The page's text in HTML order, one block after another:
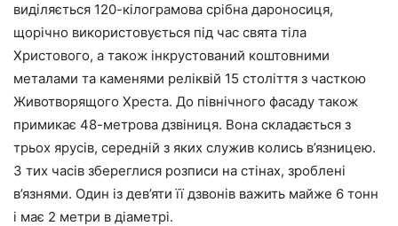
виділяється 120-кілограмова срібна дароносиця,
щорічно використовується під час свята тіла
Христового, а також інкрустований коштовними
металами та каменями реліквій 15 століття з часткою
Животворящого Хреста. До північного фасаду також
примикає 48-метрова дзвіниця. Вона складається з
трьох ярусів, середній з яких служив колись в’язницею.
З тих часів збереглися розписи на стінах, зроблені
в’язнями. Один із дев’яти її дзвонів важить майже 6 тонн
і має 2 метри в діаметрі.